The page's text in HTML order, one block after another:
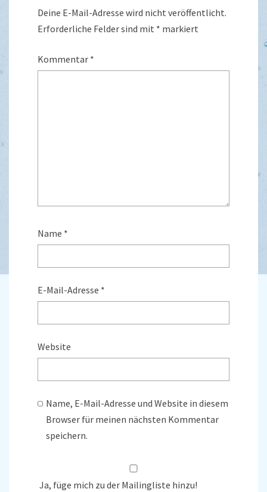
Deine E-Mail-Adresse wird nicht veröffentlicht.
Erforderliche Felder sind mit * markiert
Kommentar *
Name *
E-Mail-Adresse *
Website
Name, E-Mail-Adresse und Website in diesem
Browser für meinen nächsten Kommentar
speichern.
Ja, füge mich zu der Mailingliste hinzu!